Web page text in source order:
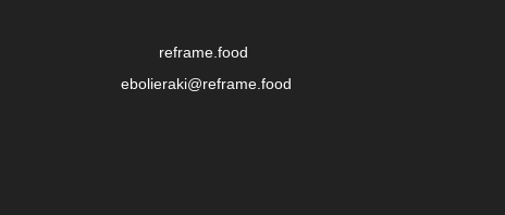
reframe.food
ebolieraki@reframe.food